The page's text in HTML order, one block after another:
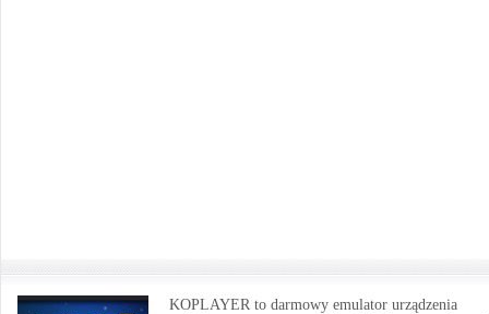
KOPLAYER to darmowy emulator urządzenia